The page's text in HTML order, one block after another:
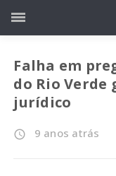
Falha em
do Rio Verde
jurídico
access_time 9 anos atrás